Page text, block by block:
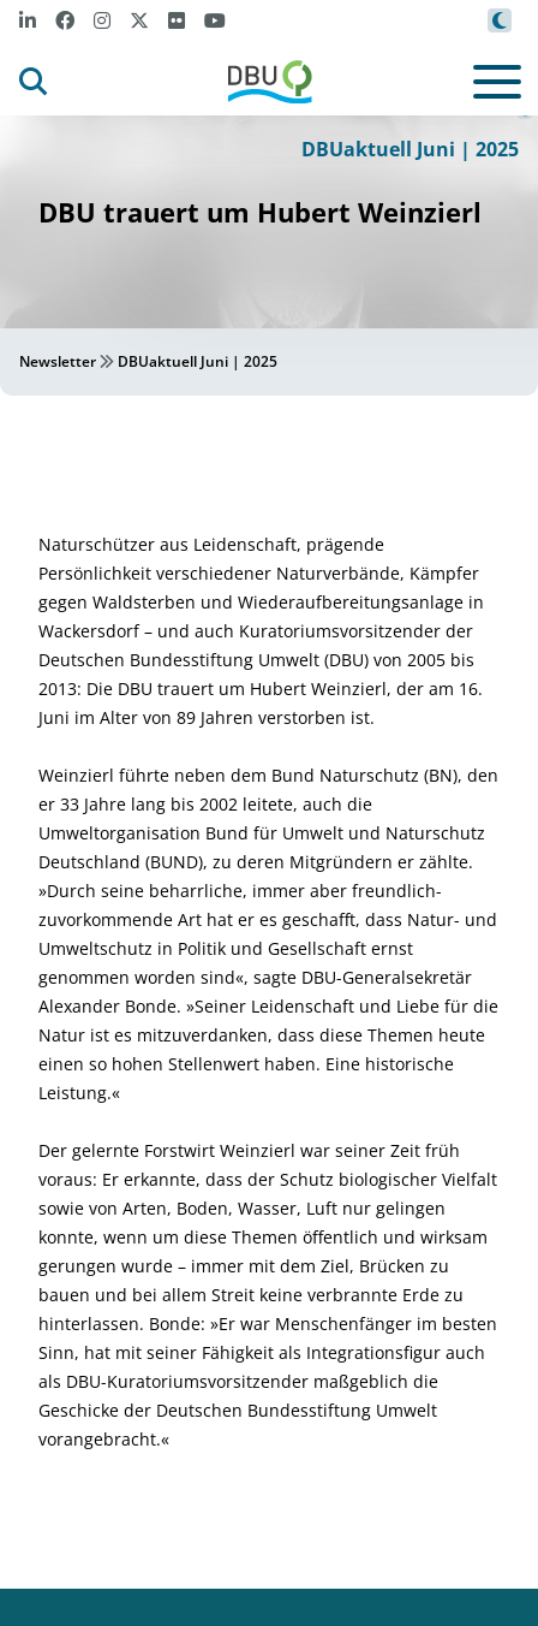
Beate Se
t
- e
nz
ier
l
DBUaktuell Juni | 2025
DBU trauert um Hubert Weinzierl
Newsletter DBUaktuell Juni | 2025
Naturschützer aus Leidenschaft, prägende
Persönlichkeit verschiedener Naturverbände, Kämpfer
gegen Waldsterben und Wiederaufbereitungsanlage in
Wackersdorf – und auch Kuratoriumsvorsitzender der
Deutschen Bundesstiftung Umwelt (DBU) von 2005 bis
2013: Die DBU trauert um Hubert Weinzierl, der am 16.
Juni im Alter von 89 Jahren verstorben ist.
Weinzierl führte neben dem Bund Naturschutz (BN), den
er 33 Jahre lang bis 2002 leitete, auch die
Umweltorganisation Bund für Umwelt und Naturschutz
Deutschland (BUND), zu deren Mitgründern er zählte.
»Durch seine beharrliche, immer aber freundlich-
zuvorkommende Art hat er es geschafft, dass Natur- und
Umweltschutz in Politik und Gesellschaft ernst
genommen worden sind«, sagte DBU-Generalsekretär
Alexander Bonde. »Seiner Leidenschaft und Liebe für die
Natur ist es mitzuverdanken, dass diese Themen heute
einen so hohen Stellenwert haben. Eine historische
Leistung.«
Der gelernte Forstwirt Weinzierl war seiner Zeit früh
voraus: Er erkannte, dass der Schutz biologischer Vielfalt
sowie von Arten, Boden, Wasser, Luft nur gelingen
konnte, wenn um diese Themen öffentlich und wirksam
gerungen wurde – immer mit dem Ziel, Brücken zu
bauen und bei allem Streit keine verbrannte Erde zu
hinterlassen. Bonde: »Er war Menschenfänger im besten
Sinn, hat mit seiner Fähigkeit als Integrationsfigur auch
als DBU-Kuratoriumsvorsitzender maßgeblich die
Geschicke der Deutschen Bundesstiftung Umwelt
vorangebracht.«